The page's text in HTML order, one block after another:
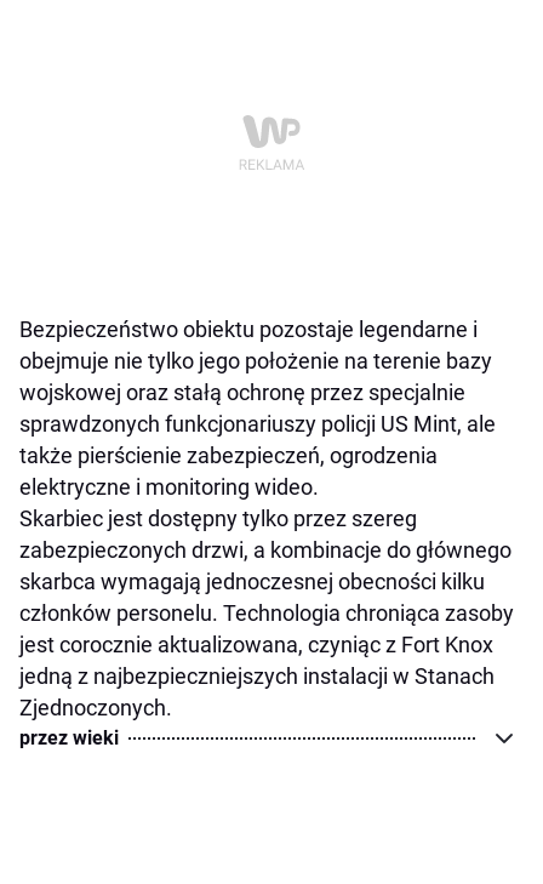
Bezpieczeństwo obiektu pozostaje legendarne i
obejmuje nie tylko jego położenie na terenie bazy
wojskowej oraz stałą ochronę przez specjalnie
sprawdzonych funkcjonariuszy policji US Mint, ale
także pierścienie zabezpieczeń, ogrodzenia
elektryczne i monitoring wideo.
Skarbiec jest dostępny tylko przez szereg
zabezpieczonych drzwi, a kombinacje do głównego
skarbca wymagają jednoczesnej obecności kilku
członków personelu. Technologia chroniąca zasoby
jest corocznie aktualizowana, czyniąc z Fort Knox
jedną z najbezpieczniejszych instalacji w Stanach
Zjednoczonych.
przez wieki